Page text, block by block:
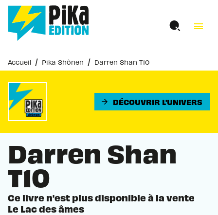
MENU RECHERCHE
PIED DE PAGE
menu
Accueil / Pika Shônen / Darren Shan T10
arrow_forward DÉCOUVRIR L'UNIVERS
Darren Shan
T10
Ce livre n'est plus disponible à la vente
Le Lac des âmes